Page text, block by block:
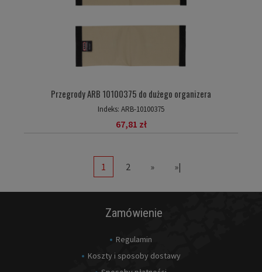
Przegrody ARB 10100375 do dużego organizera
Indeks: ARB-10100375
67,81 zł
1 2 » »|
Zamówienie
Regulamin
Koszty i sposoby dostawy